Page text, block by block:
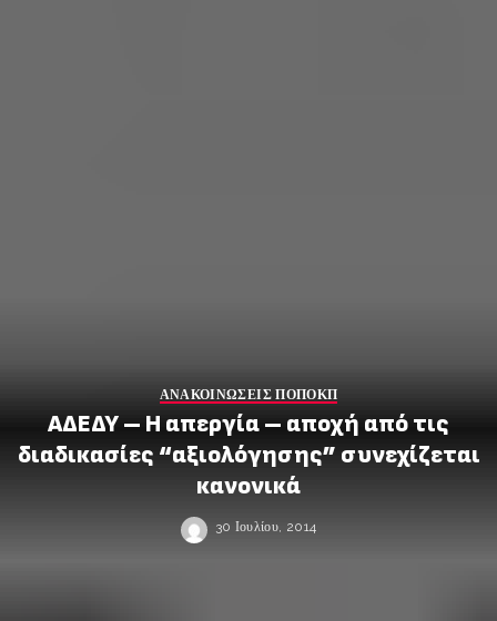
ΑΝΑΚΟΙΝΩΣΕΙΣ ΠΟΠΟΚΠ
ΑΔΕΔΥ – Η απεργία – αποχή από τις
διαδικασίες “αξιολόγησης” συνεχίζεται
κανονικά
30 Ιουλίου, 2014